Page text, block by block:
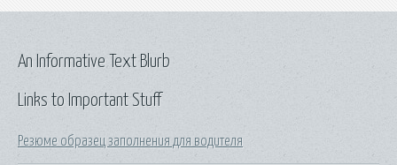
Links to Important Stuff
Резюме образец заполнения для водителя
An Informative Text Blurb